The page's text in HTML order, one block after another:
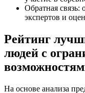
Обратная связь:
экспертов и
Рейтинг
людей с
На основе анализа